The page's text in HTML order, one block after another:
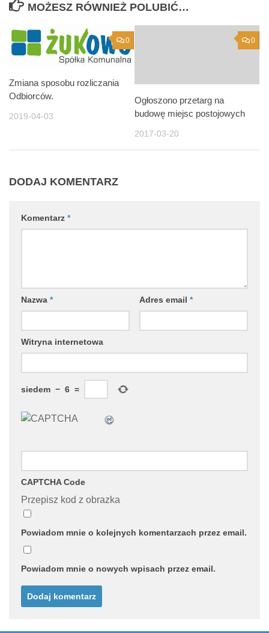
MOŻESZ RÓWNIEŻ POLUBIĆ…
0
Zmiana sposobu rozliczania
Odbiorców.
2019-04-03
0
Ogłoszono przetarg na
budowę miejsc postojowych
2017-03-20
DODAJ KOMENTARZ
Komentarz *
Nazwa * Adres email *
Witryna internetowa
siedem − 6 =
CAPTCHA Code
Przepisz kod z obrazka
Powiadom mnie o kolejnych komentarzach przez email.
Powiadom mnie o nowych wpisach przez email.